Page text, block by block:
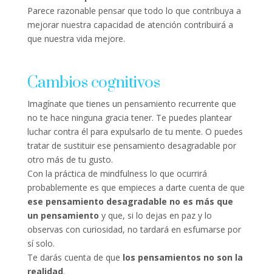
Parece razonable pensar que todo lo que contribuya a
mejorar nuestra capacidad de atención contribuirá a
que nuestra vida mejore.
Cambios cognitivos
Imagínate que tienes un pensamiento recurrente que
no te hace ninguna gracia tener. Te puedes plantear
luchar contra él para expulsarlo de tu mente. O puedes
tratar de sustituir ese pensamiento desagradable por
otro más de tu gusto.
Con la práctica de mindfulness lo que ocurrirá
probablemente es que empieces a darte cuenta de que
ese pensamiento desagradable no es más que
un pensamiento y que, si lo dejas en paz y lo
observas con curiosidad, no tardará en esfumarse por
sí solo.
Te darás cuenta de que los pensamientos no son la
realidad.